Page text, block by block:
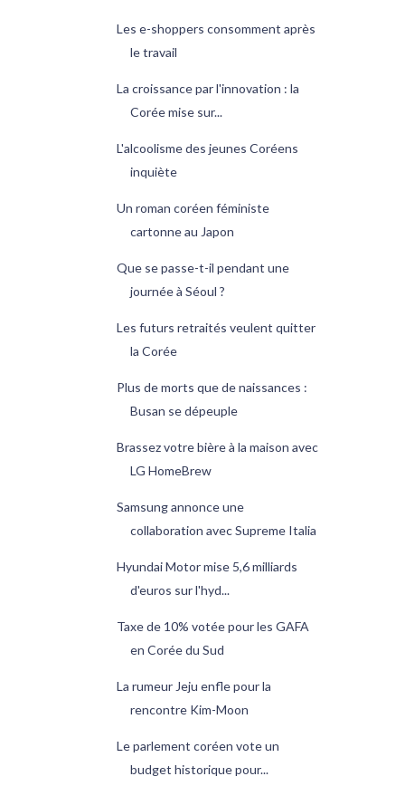
Les e-shoppers consomment après
le travail
La croissance par l'innovation : la
Corée mise sur...
L'alcoolisme des jeunes Coréens
inquiète
Un roman coréen féministe
cartonne au Japon
Que se passe-t-il pendant une
journée à Séoul ?
Les futurs retraités veulent quitter
la Corée
Plus de morts que de naissances :
Busan se dépeuple
Brassez votre bière à la maison avec
LG HomeBrew
Samsung annonce une
collaboration avec Supreme Italia
Hyundai Motor mise 5,6 milliards
d'euros sur l'hyd...
Taxe de 10% votée pour les GAFA
en Corée du Sud
La rumeur Jeju enfle pour la
rencontre Kim-Moon
Le parlement coréen vote un
budget historique pour...